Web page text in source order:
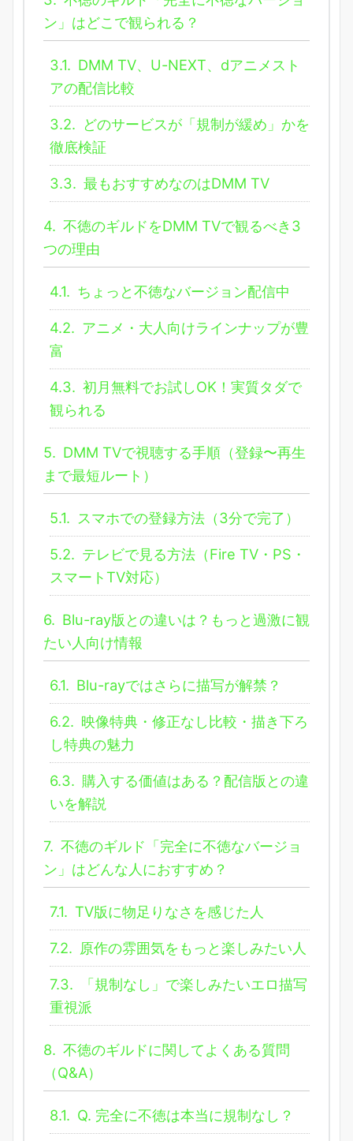
ン」はどこで観られる？
3.1. DMM TV、U-NEXT、dアニメスト
アの配信比較
3.2. どのサービスが「規制が緩め」かを
徹底検証
3.3. 最もおすすめなのはDMM TV
4. 不徳のギルドをDMM TVで観るべき3
つの理由
4.1. ちょっと不徳なバージョン配信中
4.2. アニメ・大人向けラインナップが豊
富
4.3. 初月無料でお試しOK！実質タダで
観られる
5. DMM TVで視聴する手順（登録〜再生
まで最短ルート）
5.1. スマホでの登録方法（3分で完了）
5.2. テレビで見る方法（Fire TV・PS・
スマートTV対応）
6. Blu-ray版との違いは？もっと過激に観
たい人向け情報
6.1. Blu-rayではさらに描写が解禁？
6.2. 映像特典・修正なし比較・描き下ろ
し特典の魅力
6.3. 購入する価値はある？配信版との違
いを解説
7. 不徳のギルド「完全に不徳なバージョ
ン」はどんな人におすすめ？
7.1. TV版に物足りなさを感じた人
7.2. 原作の雰囲気をもっと楽しみたい人
7.3.
「規制なし」で楽しみたいエロ描写
重視派
8. 不徳のギルドに関してよくある質問
（Q&A）
8.1. Q. 完全に不徳は本当に規制なし？